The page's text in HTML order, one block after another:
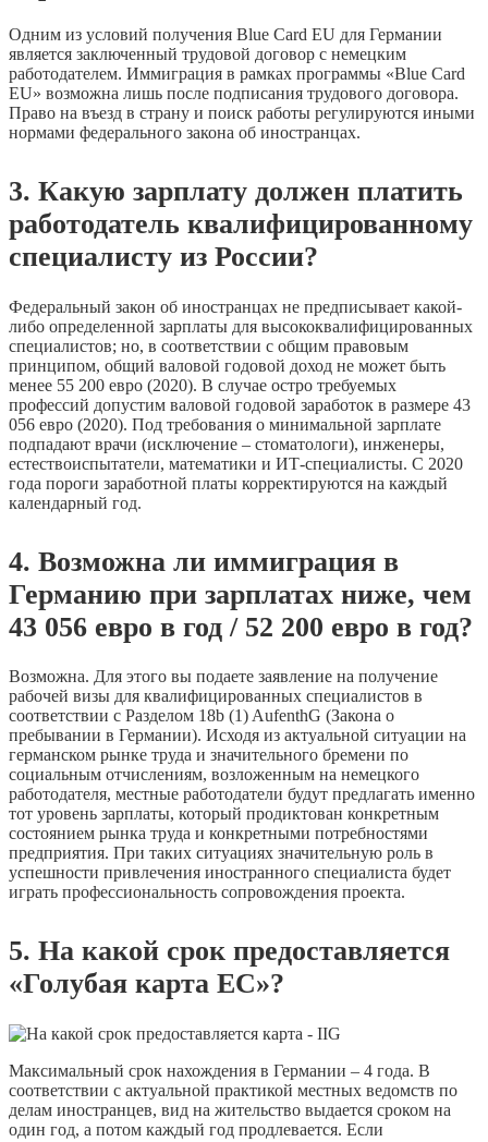
Одним из условий получения Blue Card EU для Германии
является заключенный трудовой договор с немецким
работодателем. Иммиграция в рамках программы «Blue Card
EU» возможна лишь после подписания трудового договора.
Право на въезд в страну и поиск работы регулируются иными
нормами федерального закона об иностранцах.
3. Какую зарплату должен платить
работодатель квалифицированному
специалисту из России?
Федеральный закон об иностранцах не предписывает какой-
либо определенной зарплаты для высококвалифицированных
специалистов; но, в соответствии с общим правовым
принципом, общий валовой годовой доход не может быть
менее 55 200 евро (2020). В случае остро требуемых
профессий допустим валовой годовой заработок в размере 43
056 евро (2020). Под требования о минимальной зарплате
подпадают врачи (исключение – стоматологи), инженеры,
естествоиспытатели, математики и ИТ-специалисты. С 2020
года пороги заработной платы корректируются на каждый
календарный год.
4. Возможна ли иммиграция в
Германию при зарплатах ниже, чем
43 056 евро в год / 52 200 евро в год?
Возможна. Для этого вы подаете заявление на получение
рабочей визы для квалифицированных специалистов в
соответствии с Разделом 18b (1) AufenthG (Закона о
пребывании в Германии). Исходя из актуальной ситуации на
германском рынке труда и значительного бремени по
социальным отчислениям, возложенным на немецкого
работодателя, местные работодатели будут предлагать именно
тот уровень зарплаты, который продиктован конкретным
состоянием рынка труда и конкретными потребностями
предприятия. При таких ситуациях значительную роль в
успешности привлечения иностранного специалиста будет
играть профессиональность сопровождения проекта.
5. На какой срок предоставляется
«Голубая карта ЕС»?
Максимальный срок нахождения в Германии – 4 года. В
соответствии с актуальной практикой местных ведомств по
делам иностранцев, вид на жительство выдается сроком на
один год, а потом каждый год продлевается. Если